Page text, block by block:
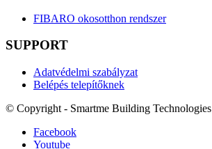
FIBARO okosotthon rendszer
SUPPORT
Adatvédelmi szabályzat
Belépés telepítőknek
© Copyright - Smartme Building Technologies
Facebook
Youtube